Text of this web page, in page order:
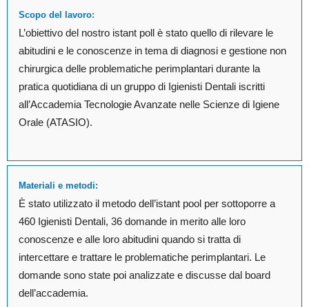
Scopo del lavoro:
L’obiettivo del nostro istant poll è stato quello di rilevare le
abitudini e le conoscenze in tema di diagnosi e gestione non
chirurgica delle problematiche perimplantari durante la
pratica quotidiana di un gruppo di Igienisti Dentali iscritti
all’Accademia Tecnologie Avanzate nelle Scienze di Igiene
Orale (ATASIO).
Materiali e metodi:
È stato utilizzato il metodo dell’istant pool per sottoporre a
460 Igienisti Dentali, 36 domande in merito alle loro
conoscenze e alle loro abitudini quando si tratta di
intercettare e trattare le problematiche perimplantari. Le
domande sono state poi analizzate e discusse dal board
dell’accademia.